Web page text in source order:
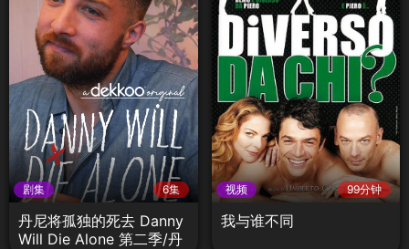
剧集 6集
丹尼将孤独的死去 Danny
Will Die Alone 第二季/丹
视频 99分钟
我与谁不同